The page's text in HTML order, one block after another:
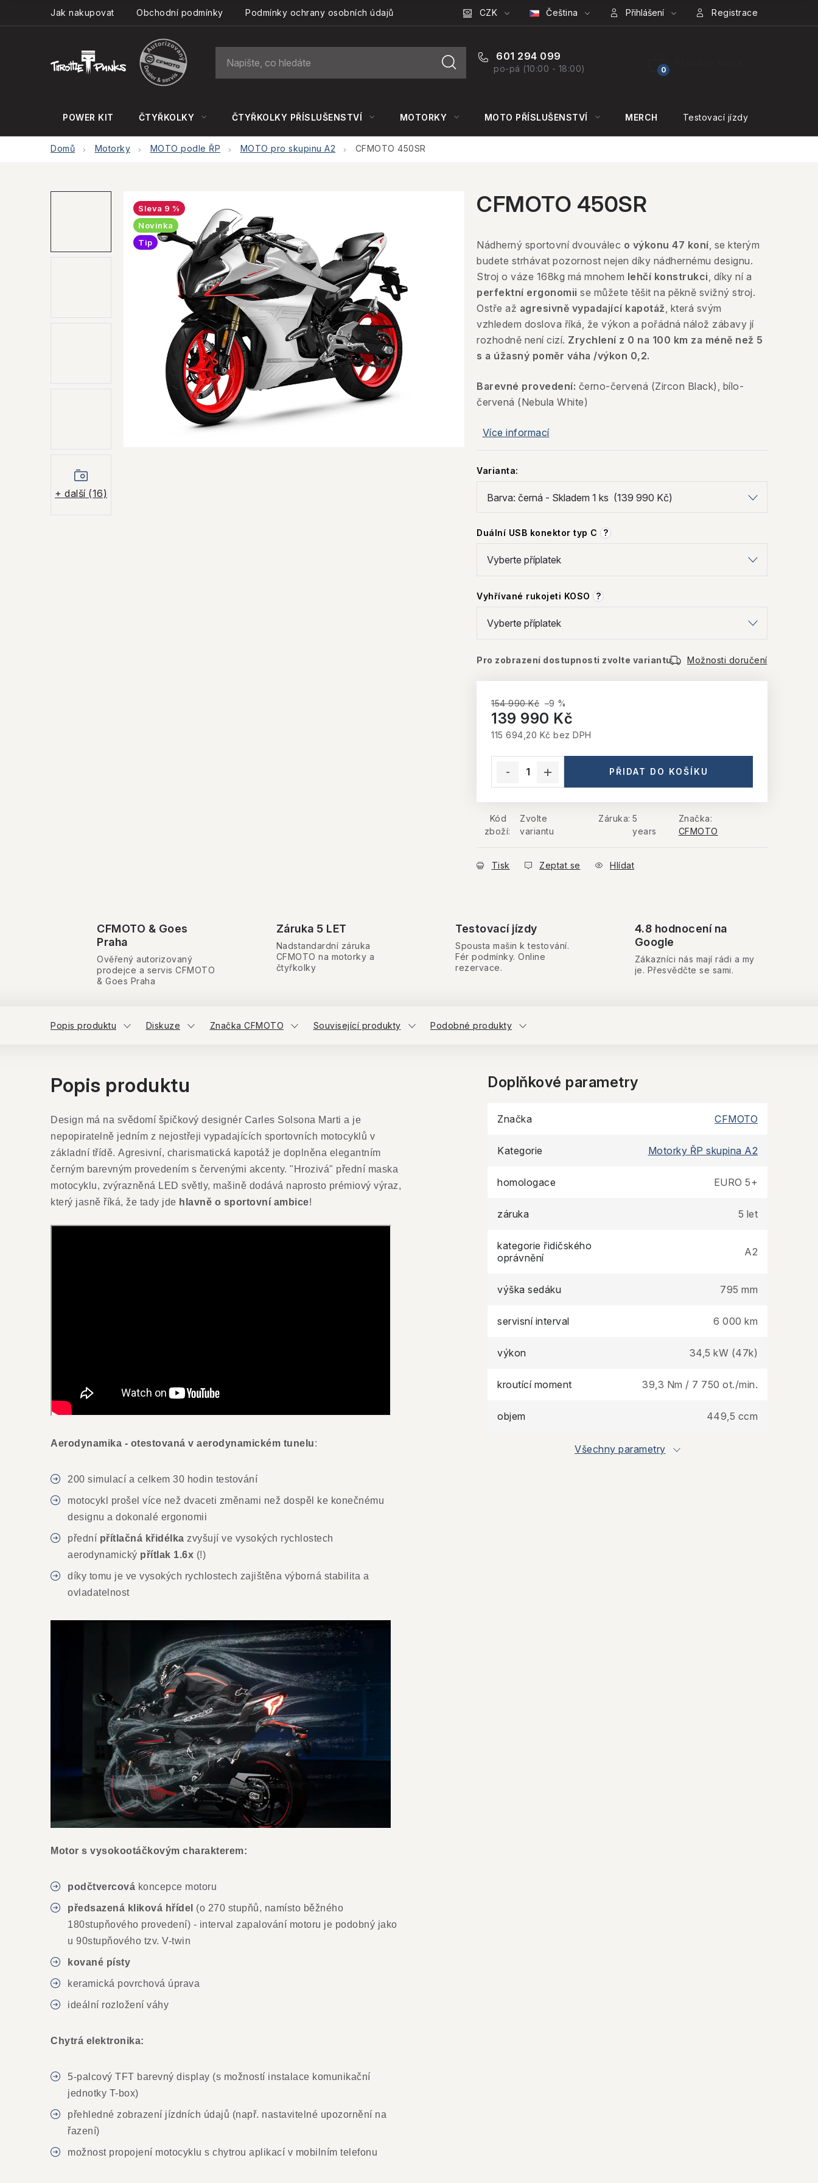
Jak nakupovat Obchodní podmínky Podmínky ochrany osobních údajů CZK Čeština Přihlášení Registrace
601 294 099
po-pá (10:00 - 18:00)
NÁKUPNÍ
POWER KIT ČTYŘKOLKY ČTYŘKOLKY PŘÍSLUŠENSTVÍ MOTORKY MOTO PŘÍSLUŠENSTVÍ MERCH Testovací jízdy
Domů Motorky MOTO podle ŘP MOTO pro skupinu A2 CFMOTO 450SR
+ další (16)
CFMOTO 450SR
Nádherný sportovní dvouválec o výkonu 47 koní , se kterým
budete strhávat pozornost nejen díky nádhernému designu.
Stroj o váze 168kg má mnohem lehčí konstrukci , díky ní a
perfektní ergonomii se můžete těšit na pěkně svižný stroj.
Ostře až agresivně vypadající kapotáž , která svým
vzhledem doslova říká, že výkon a pořádná nálož zábavy jí
rozhodně není cizí. Zrychlení z 0 na 100 km za méně než 5
s a úžasný poměr váha /výkon 0,2.
Barevné provedení: černo-červená (Zircon Black), bílo-
červená (Nebula White)
Více informací
Varianta:
Duální USB konektor typ C ?
Vyhřívané rukojeti KOSO ?
Pro zobrazení dostupnosti zvolte variantu Možnosti doručení
154 990 Kč –9 %
139 990 Kč
115 694,20 Kč bez DPH
PŘIDAT DO KOŠÍKU
Kód
zboží:
Zvolte
variantu
Záruka: 5
years
Značka:
CFMOTO
Tisk Zeptat se Hlídat
9 %
Novinka
Tip
CFMOTO & Goes
Praha
Ověřený autorizovaný
prodejce a servis CFMOTO
& Goes Praha
Záruka 5 LET
Nadstandardní záruka
CFMOTO na motorky a
čtyřkolky
Testovací jízdy
Spousta mašin k testování.
Fér podmínky. Online
rezervace.
4.8 hodnocení na
Google
Zákazníci nás mají rádi a my
je. Přesvědčte se sami.
Popis produktu Diskuze Značka CFMOTO Související produkty Podobné produkty
Popis produktu
Design má na svědomí špičkový designér Carles Solsona Marti a je
nepopiratelně jedním z nejostřeji vypadajících sportovních motocyklů v
základní třídě. Agresivní, charismatická kapotáž je doplněna elegantním
černým barevným provedením s červenými akcenty. "Hrozivá" přední maska ​​
motocyklu, zvýrazněná LED světly, mašině dodává naprosto prémiový výraz,
který jasně říká, že tady jde hlavně o sportovní ambice!
Aerodynamika - otestovaná v aerodynamickém tunelu:
200 simulací a celkem 30 hodin testování
motocykl prošel více než dvaceti změnami než dospěl ke konečnému
designu a dokonalé ergonomii
přední přítlačná křidélka zvyšují ve vysokých rychlostech
aerodynamický přítlak 1.6x (!)
díky tomu je ve vysokých rychlostech zajištěna výborná stabilita a
ovladatelnost
Motor s vysokootáčkovým charakterem:
podčtvercová koncepce motoru
předsazená kliková hřídel (o 270 stupňů, namísto běžného
180stupňového provedení) - interval zapalování motoru je podobný jako
u 90stupňového tzv. V-twin
kované písty
keramická povrchová úprava
ideální rozložení váhy
Chytrá elektronika:
5-palcový TFT barevný display (s možností instalace komunikační
jednotky T-box)
přehledné zobrazení jízdních údajů (např. nastavitelné upozornění na
řazení)
možnost propojení motocyklu s chytrou aplikací v mobilním telefonu
Doplňkové parametry
Značka CFMOTO
Kategorie Motorky ŘP skupina A2
homologace EURO 5+
záruka 5 let
kategorie řidičského
oprávnění
A2
výška sedáku 795 mm
servisní interval 6 000 km
výkon 34,5 kW (47k)
kroutící moment 39,3 Nm / 7 750 ot./min.
objem 449,5 ccm
Všechny parametry